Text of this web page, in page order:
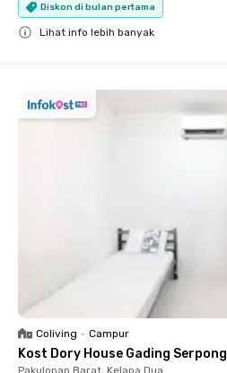
Diskon di bulan pertama
Lihat info lebih banyak
Coliving • Campur
Kost Dory House Gading Serpong